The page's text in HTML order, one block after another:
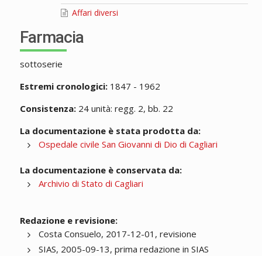
Affari diversi
Farmacia
sottoserie
Estremi cronologici:1847 - 1962
Consistenza:24 unità: regg. 2, bb. 22
La documentazione è stata prodotta da:
Ospedale civile San Giovanni di Dio di Cagliari
La documentazione è conservata da:
Archivio di Stato di Cagliari
Redazione e revisione:
Costa Consuelo, 2017-12-01, revisione
SIAS, 2005-09-13, prima redazione in SIAS